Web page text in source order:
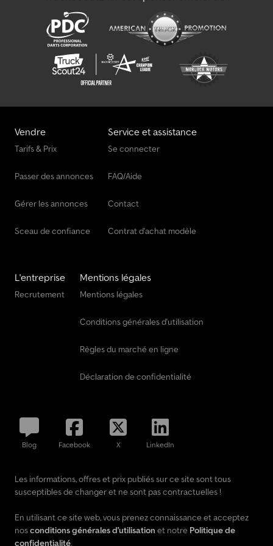
Vendre
Tarifs & Prix
Passer des annonces
Gérer les annonces
Sceau de confiance
Service et assistance
Se connecter
FAQ/Aide
Contact
Contrat d'achat modèle
L'entreprise
Recrutement
Mentions légales
Mentions légales
Conditions générales d'utilisation
Règles du marché en ligne
Déclaration de confidentialité
Blog Facebook X LinkedIn
Les informations, offres et prix publiés sur ce site sont tous
susceptibles de changer et ne sont pas contractuelles !
En utilisant ce site web, vous prenez connaissance et acceptez
nosconditions générales d'utilisation et notre Politique de
confidentialité.